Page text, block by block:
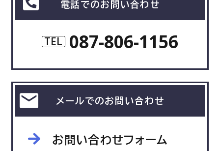
電話でのお問い合わせ
TEL 087-806-1156
メールでのお問い合わせ
お問い合わせフォーム